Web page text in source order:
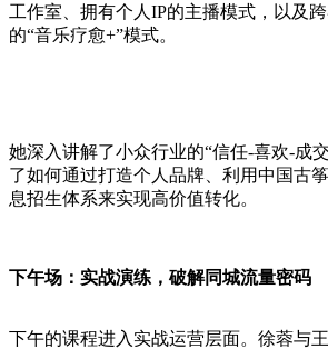
工作室、拥有个人IP的主播模式，以及
的“音乐疗愈+”模式。
她深入讲解了小众行业的“信任-喜欢-成
了如何通过打造个人品牌、利用中国古
息招生体系来实现高价值转化。
下午场：实战演练，破解同城流量密码
下午的课程进入实战运营层面。徐蓉与